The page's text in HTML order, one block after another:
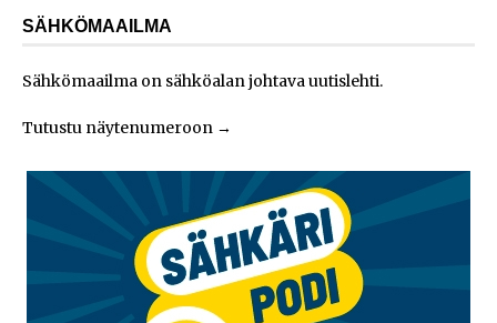
SÄHKÖMAAILMA
Sähkömaailma on sähköalan johtava uutislehti.
Tutustu näytenumeroon →